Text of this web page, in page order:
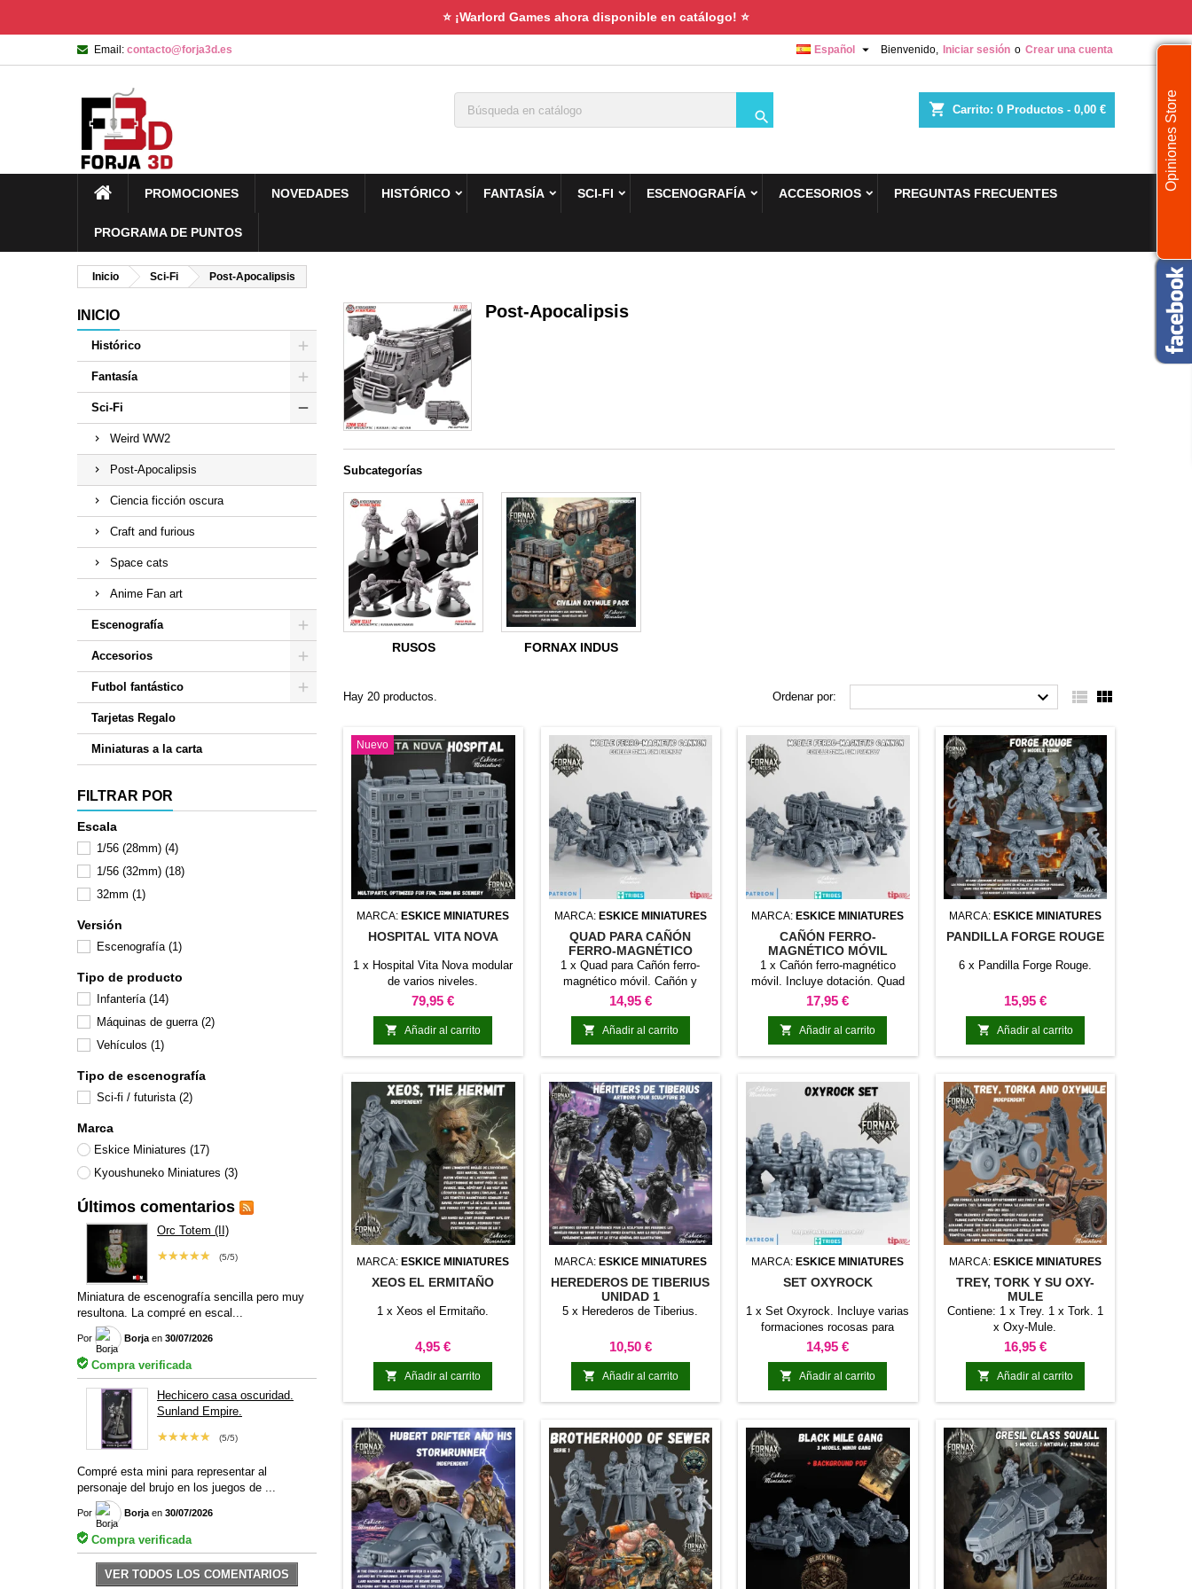
⭐ ¡Warlord Games ahora disponible en catálogo! ⭐
Email: contacto@forja3d.es Bienvenido, Iniciar sesión o Crear una cuenta
Español 
shopping_cart Carrito: 0 Productos - 0,00 €

PROMOCIONES NOVEDADES HISTÓRICO FANTASÍA SCI-FI ESCENOGRAFÍA ACCESORIOS PREGUNTAS FRECUENTES
PROGRAMA DE PUNTOS
Inicio Sci-Fi Post-Apocalipsis
INICIO
Histórico
Fantasía
Sci-Fi
Weird WW2
Post-Apocalipsis
Ciencia ficción oscura
Craft and furious
Space cats
Anime Fan art
Escenografía
Accesorios
Futbol fantástico
Tarjetas Regalo
Miniaturas a la carta
FILTRAR POR
Escala
1/56 (28mm) (4)
1/56 (32mm) (18)
32mm (1)
Versión
Escenografía (1)
Tipo de producto
Infantería (14)
Máquinas de guerra (2)
Vehículos (1)
Tipo de escenografía
Sci-fi / futurista (2)
Marca
Eskice Miniatures (17)
Kyoushuneko Miniatures (3)
Últimos comentarios
Orc Totem (II)
(5/5)
★★★★★
Miniatura de escenografía sencilla pero muy
resultona. La compré en escal...
Por Borja en 30/07/2026
Compra verificada
Hechicero casa oscuridad.
Sunland Empire.
(5/5)
★★★★★
Compré esta mini para representar al
personaje del brujo en los juegos de ...
Por Borja en 30/07/2026
Compra verificada
VER TODOS LOS COMENTARIOS
Post-Apocalipsis
Subcategorías
RUSOS FORNAX INDUS
Hay 20 productos. Ordenar por:   
Nuevo
MARCA:ESKICE MINIATURES
HOSPITAL VITA NOVA
1 x Hospital Vita Nova modular
de varios niveles.
Precio
79,95 €
 Añadir al carrito
MARCA: ESKICE MINIATURES
QUAD PARA CAÑÓN
FERRO-MAGNÉTICO
MÓVIL
1 x Quad para Cañón ferro-
magnético móvil. Cañón y
tripulación no incluido.
Precio
14,95 €
 Añadir al carrito
MARCA:ESKICE MINIATURES
CAÑÓN FERRO-
MAGNÉTICO MÓVIL
1 x Cañón ferro-magnético
móvil. Incluye dotación. Quad
no incluido.
Precio
17,95 €
 Añadir al carrito
MARCA: ESKICE MINIATURES
PANDILLA FORGE ROUGE
6 x Pandilla Forge Rouge.
Precio
15,95 €
 Añadir al carrito
MARCA: ESKICE MINIATURES
XEOS EL ERMITAÑO
1 x Xeos el Ermitaño.
Precio
4,95 €
 Añadir al carrito
MARCA: ESKICE MINIATURES
HEREDEROS DE TIBERIUS
UNIDAD 1
5 x Herederos de Tiberius.
Precio
10,50 €
 Añadir al carrito
MARCA: ESKICE MINIATURES
SET OXYROCK
1 x Set Oxyrock. Incluye varias
formaciones rocosas para
escenografía.
Precio
14,95 €
 Añadir al carrito
MARCA: ESKICE MINIATURES
TREY, TORK Y SU OXY-
MULE
Contiene: 1 x Trey. 1 x Tork. 1
x Oxy-Mule.
Precio
16,95 €
 Añadir al carrito
Opiniones Store